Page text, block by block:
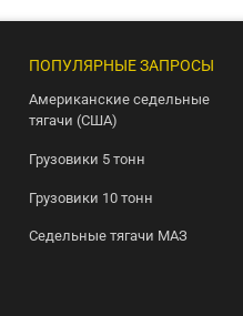
ПОПУЛЯРНЫЕ ЗАПРОСЫ
Американские седельные
тягачи (США)
Грузовики 5 тонн
Грузовики 10 тонн
Седельные тягачи МАЗ